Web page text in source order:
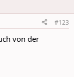
#123
von der